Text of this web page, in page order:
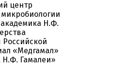
центр
Н.Ф.
«Медгамал»
Гамалеи»